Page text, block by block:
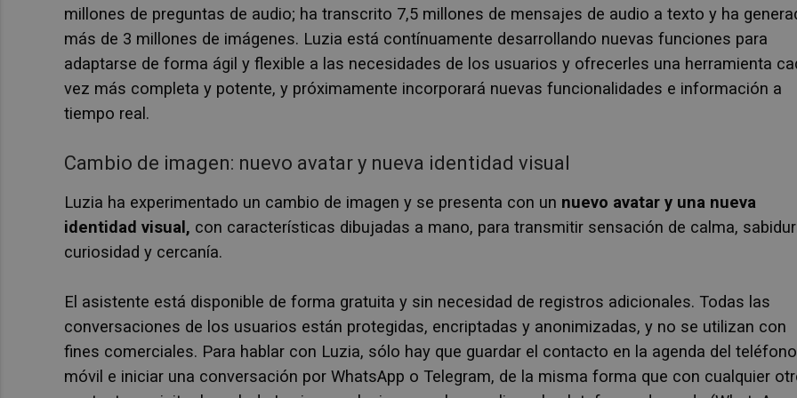
millones de preguntas de audio; ha transcrito 7,5 millones de mensajes de audio a texto y ha
más de 3 millones de imágenes. Luzia está contínuamente desarrollando nuevas funciones para
adaptarse de forma ágil y flexible a las necesidades de los usuarios y ofrecerles una herramienta
vez más completa y potente, y próximamente incorporará nuevas funcionalidades e información a
tiempo real.
Cambio de imagen: nuevo avatar y nueva identidad visual
Luzia ha experimentado un cambio de imagen y se presenta con un nuevo avatar y una nueva
identidad visual, con características dibujadas a mano, para transmitir sensación de calma,
curiosidad y cercanía.
El asistente está disponible de forma gratuita y sin necesidad de registros adicionales. Todas las
conversaciones de los usuarios están protegidas, encriptadas y anonimizadas, y no se utilizan con
fines comerciales. Para hablar con Luzia, sólo hay que guardar el contacto en la agenda del teléfono
móvil e iniciar una conversación por WhatsApp o Telegram, de la misma forma que con cualquier